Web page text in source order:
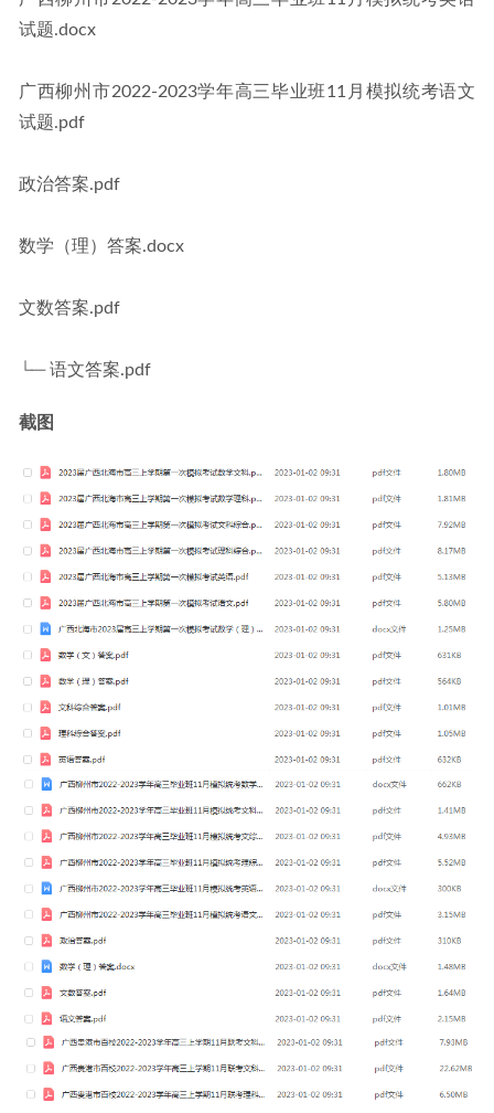
试题.docx
广西柳州市2022-2023学年高三毕业班11月模拟统考语文
试题.pdf
政治答案.pdf
数学（理）答案.docx
文数答案.pdf
└─ 语文答案.pdf
截图